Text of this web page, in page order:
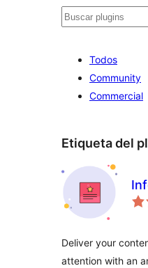
Buscar
Todos
Community
Commercial
Etiqueta del
Deliver your
attention with an